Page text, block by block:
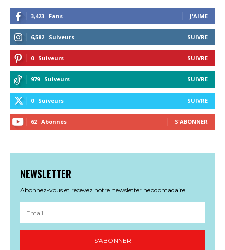
3,423 Fans J'AIME
6,582 Suiveurs SUIVRE
0 Suiveurs SUIVRE
979 Suiveurs SUIVRE
0 Suiveurs SUIVRE
62 Abonnés S'ABONNER
NEWSLETTER
Abonnez-vous et recevez notre newsletter hebdomadaire
S'ABONNER